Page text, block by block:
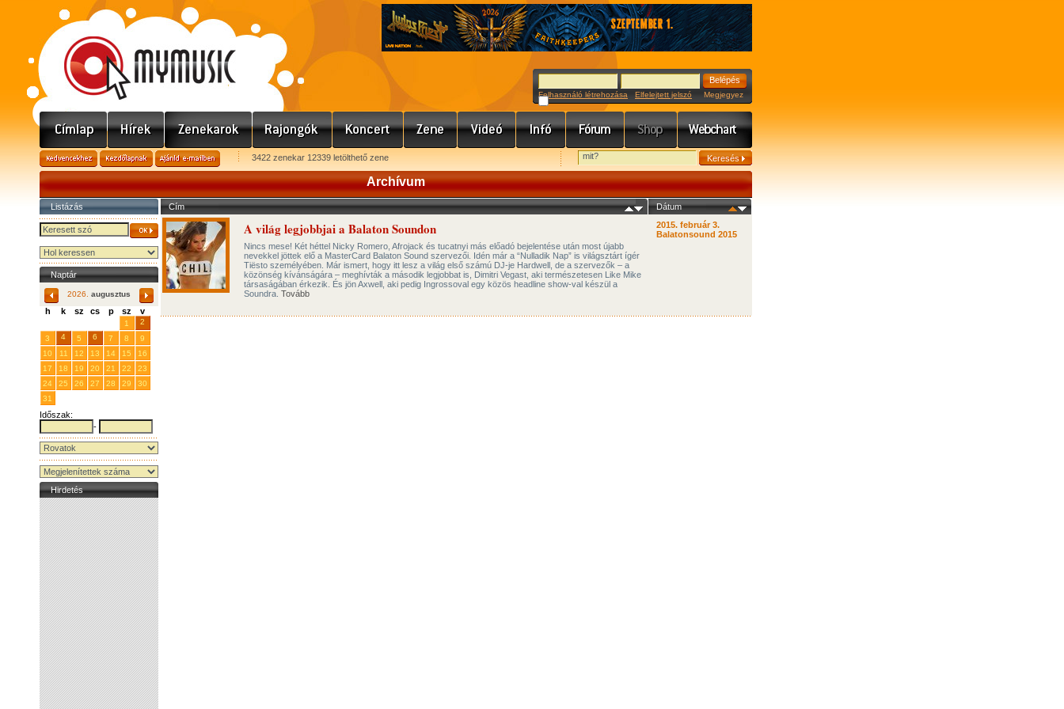
Felhasználó létrehozása Elfelejtett jelszó Megjegyez
3422 zenekar 12339 letölthető zene
Archívum
Listázás
Naptár
2026. augusztus
h k sz cs p sz v
1
2
3
4 5 6 7 8
9
10
11 12 13 14 15
16
17
18 19 20 21 22
23
24
25 26 27 28 29
30
31
Időszak:
-
Hirdetés
Cím Dátum
A világ legjobbjai a Balaton Soundon
Nincs mese! Két héttel Nicky Romero, Afrojack és tucatnyi más előadó bejelentése után most újabb
nevekkel jöttek elő a MasterCard Balaton Sound szervezői. Idén már a “Nulladik Nap” is világsztárt ígér
Tiësto személyében. Már ismert, hogy itt lesz a világ első számú DJ-je Hardwell, de a szervezők – a
közönség kívánságára – meghívták a második legjobbat is, Dimitri Vegast, aki természetesen Like Mike
társaságában érkezik. És jön Axwell, aki pedig Ingrossoval egy közös headline show-val készül a
Soundra. Tovább
2015. február 3.
Balatonsound 2015